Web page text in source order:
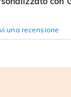
una recensione